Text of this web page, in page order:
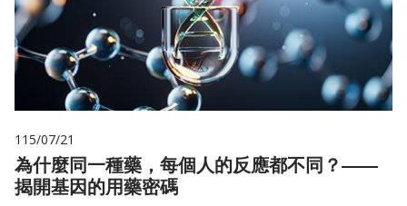
115/07/21
為什麼同一種藥，每個人的反應都不同？——
揭開基因的用藥密碼